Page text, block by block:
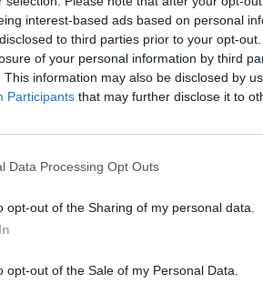
interest-based ads based on personal
to third parties prior to your opt-
of your personal information by third
This information may also be disclosed by
Participants that may further disclose it to
Data Processing Opt Outs
opt-out of the Sharing of my personal data.
opt-out of the Sale of my Personal Data.